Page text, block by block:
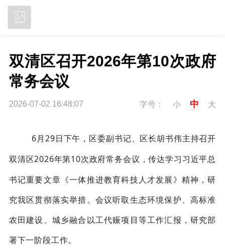
双清区召开2026年第10次政府
常务会议
2026-07-02 16:48:07 字号： 小 中 大
6月29日下午， 区委副书记、区长胡书伟主持召开
双清区2026年第10次政府常务会议，传达学习习近平总
书记重要文章《一体推进教育科技人才发展》精神，研
究我区贯彻落实举措。 会议听取生态环境保护、 高标准
农田建设、城乡融合以工代赈项目等工作汇报，研究部
署下一阶段工作。